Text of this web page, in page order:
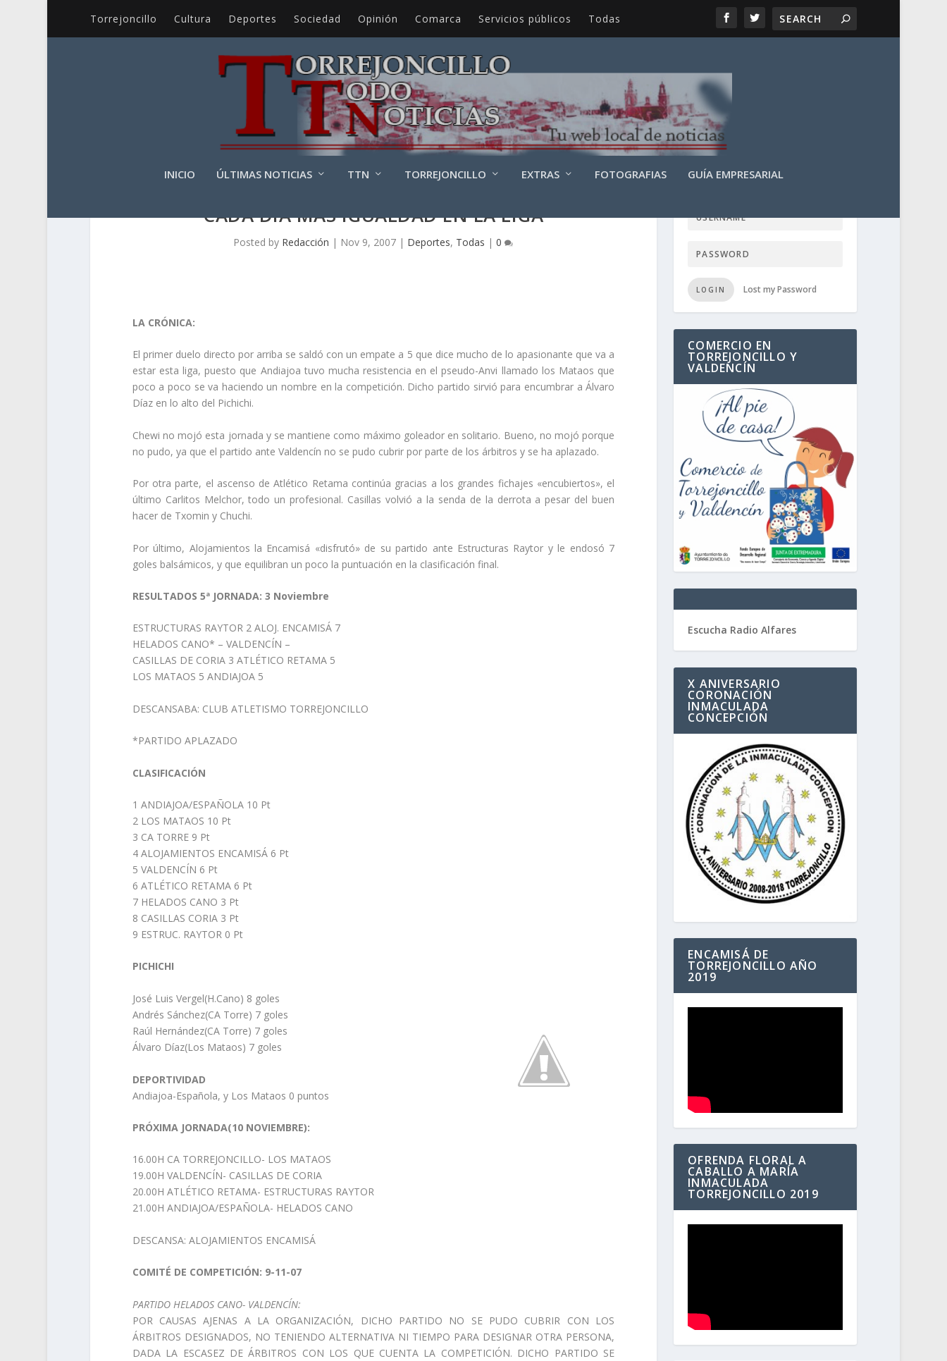
Torrejoncillo Cultura Deportes Sociedad Opinión Comarca Servicios públicos Todas
INICIO ÚLTIMAS NOTICIAS TTN TORREJONCILLO EXTRAS FOTOGRAFIAS GUÍA EMPRESARIAL
CADA DÍA MÁS IGUALDAD EN LA LIGA
Posted by Redacción | Nov 9, 2007 | Deportes, Todas |0
LA CRÓNICA:
El primer duelo directo por arriba se saldó con un empate a 5 que dice mucho de lo apasionante que va a
estar esta liga, puesto que Andiajoa tuvo mucha resistencia en el pseudo-Anvi llamado los Mataos que
poco a poco se va haciendo un nombre en la competición. Dicho partido sirvió para encumbrar a Álvaro
Díaz en lo alto del Pichichi.
Chewi no mojó esta jornada y se mantiene como máximo goleador en solitario. Bueno, no mojó porque
no pudo, ya que el partido ante Valdencín no se pudo cubrir por parte de los árbitros y se ha aplazado.
Por otra parte, el ascenso de Atlético Retama continúa gracias a los grandes fichajes «encubiertos», el
último Carlitos Melchor, todo un profesional. Casillas volvió a la senda de la derrota a pesar del buen
hacer de Txomin y Chuchi.
Por último, Alojamientos la Encamisá «disfrutó» de su partido ante Estructuras Raytor y le endosó 7
goles balsámicos, y que equilibran un poco la puntuación en la clasificación final.
RESULTADOS 5ª JORNADA: 3 Noviembre
ESTRUCTURAS RAYTOR 2 ALOJ. ENCAMISÁ 7
HELADOS CANO* – VALDENCÍN –
CASILLAS DE CORIA 3 ATLÉTICO RETAMA 5
LOS MATAOS 5 ANDIAJOA 5
DESCANSABA: CLUB ATLETISMO TORREJONCILLO
*PARTIDO APLAZADO
CLASIFICACIÓN
1 ANDIAJOA/ESPAÑOLA 10 Pt
2 LOS MATAOS 10 Pt
3 CA TORRE 9 Pt
4 ALOJAMIENTOS ENCAMISÁ 6 Pt
5 VALDENCÍN 6 Pt
6 ATLÉTICO RETAMA 6 Pt
7 HELADOS CANO 3 Pt
8 CASILLAS CORIA 3 Pt
9 ESTRUC. RAYTOR 0 Pt
PICHICHI
José Luis Vergel(H.Cano) 8 goles
Andrés Sánchez(CA Torre) 7 goles
Raúl Hernández(CA Torre) 7 goles
Álvaro Díaz(Los Mataos) 7 goles
DEPORTIVIDAD
Andiajoa-Española, y Los Mataos 0 puntos
PRÓXIMA JORNADA(10 NOVIEMBRE):
16.00H CA TORREJONCILLO- LOS MATAOS
19.00H VALDENCÍN- CASILLAS DE CORIA
20.00H ATLÉTICO RETAMA- ESTRUCTURAS RAYTOR
21.00H ANDIAJOA/ESPAÑOLA- HELADOS CANO
DESCANSA: ALOJAMIENTOS ENCAMISÁ
COMITÉ DE COMPETICIÓN: 9-11-07
PARTIDO HELADOS CANO- VALDENCÍN:
POR CAUSAS AJENAS A LA ORGANIZACIÓN, DICHO PARTIDO NO SE PUDO CUBRIR CON LOS
ÁRBITROS DESIGNADOS, NO TENIENDO ALTERNATIVA NI TIEMPO PARA DESIGNAR OTRA PERSONA,
DADA LA ESCASEZ DE ÁRBITROS CON LOS QUE CUENTA LA COMPETICIÓN. DICHO PARTIDO SE
LOGIN USER TTN
LOGIN Lost my Password
COMERCIO EN
TORREJONCILLO Y
VALDENCÍN
Escucha Radio Alfares
X ANIVERSARIO
CORONACIÓN
INMACULADA
CONCEPCIÓN
ENCAMISÁ DE
TORREJONCILLO AÑO
2019
OFRENDA FLORAL A
CABALLO A MARÍA
INMACULADA
TORREJONCILLO 2019